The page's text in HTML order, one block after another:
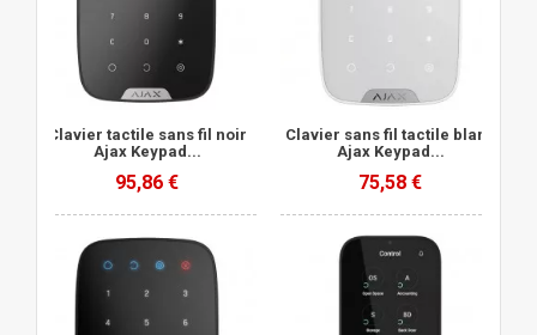
Clavier tactile sans fil noir
Ajax Keypad...
95,86 €
Clavier sans fil tactile blanc
Ajax Keypad...
75,58 €